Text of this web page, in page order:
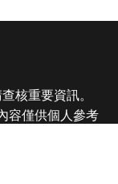
核重要資訊。
容僅供個人參考